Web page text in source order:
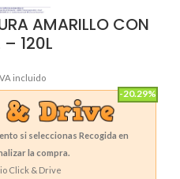
AMARILLO CON
– 120L
incluido
-20.29%
si seleccionas Recogida en
la compra.
Click & Drive